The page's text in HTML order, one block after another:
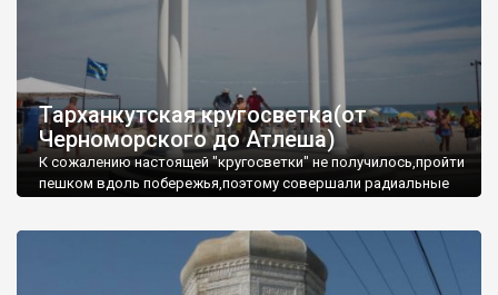
Тарханкутская кругосветка(от
Черноморского до Атлеша)
К сожалению настоящей "кругосветки" не получилось,пройти
пешком вдоль побережья,поэтому совершали радиальные